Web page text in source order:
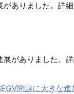
がありました。詳
展がありました。
問題に大きな